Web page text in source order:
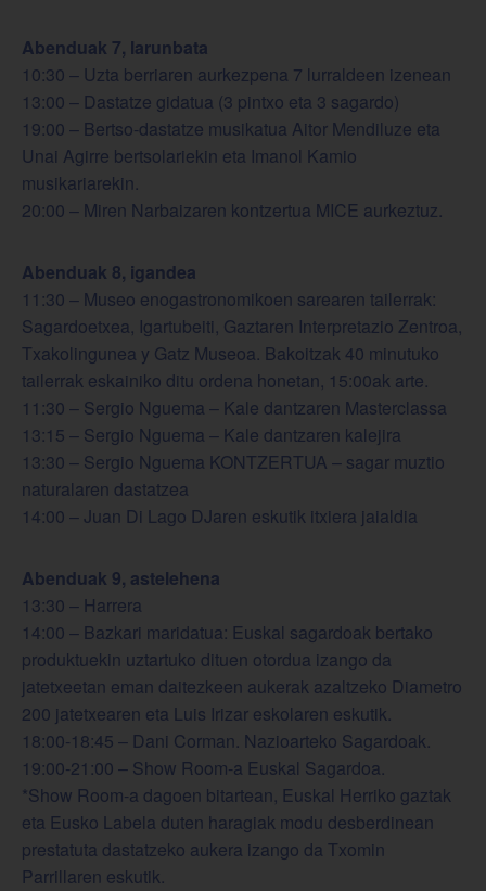
Abenduak 7, larunbata
10:30 – Uzta berriaren aurkezpena 7 lurraldeen izenean
13:00 – Dastatze gidatua (3 pintxo eta 3 sagardo)
19:00 – Bertso-dastatze musikatua Aitor Mendiluze eta
Unai Agirre bertsolariekin eta Imanol Kamio
musikariarekin.
20:00 – Miren Narbaizaren kontzertua MICE aurkeztuz.
Abenduak 8, igandea
11:30 – Museo enogastronomikoen sarearen tailerrak:
Sagardoetxea, Igartubeiti, Gaztaren Interpretazio Zentroa,
Txakolingunea y Gatz Museoa. Bakoitzak 40 minutuko
tailerrak eskainiko ditu ordena honetan, 15:00ak arte.
11:30 – Sergio Nguema – Kale dantzaren Masterclassa
13:15 – Sergio Nguema – Kale dantzaren kalejira
13:30 – Sergio Nguema KONTZERTUA – sagar muztio
naturalaren dastatzea
14:00 – Juan Di Lago DJaren eskutik itxiera jaialdia
Abenduak 9, astelehena
13:30 – Harrera
14:00 – Bazkari maridatua: Euskal sagardoak bertako
produktuekin uztartuko dituen otordua izango da
jatetxeetan eman daitezkeen aukerak azaltzeko Diametro
200 jatetxearen eta Luis Irizar eskolaren eskutik.
18:00-18:45 – Dani Corman. Nazioarteko Sagardoak.
19:00-21:00 – Show Room-a Euskal Sagardoa.
*Show Room-a dagoen bitartean, Euskal Herriko gaztak
eta Eusko Labela duten haragiak modu desberdinean
prestatuta dastatzeko aukera izango da Txomin
Parrillaren eskutik.